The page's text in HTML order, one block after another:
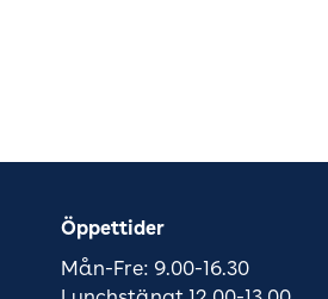
Öppettider
Mån-Fre: 9.00-16.30